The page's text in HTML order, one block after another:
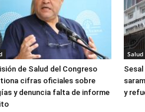
de Salud del Congreso
cifras oficiales sobre
y denuncia falta de informe
Salud
y